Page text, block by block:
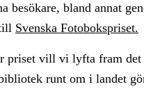
besökare, bland annat
Svenska Fotobokspriset.
priset vill vi lyfta fram
runt om i landet